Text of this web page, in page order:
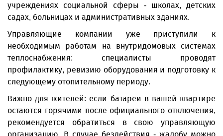
учреждениях социальной сферы - школах, детских
садах, больницах и административных зданиях.
Управляющие компании уже приступили к
необходимым работам на внутридомовых системах
теплоснабжения: специалисты проводят
профилактику, ревизию оборудования и подготовку к
следующему отопительному периоду.
Важно для жителей: если батареи в вашей квартире
остаются горячими после официального отключения,
рекомендуется обратиться в свою управляющую